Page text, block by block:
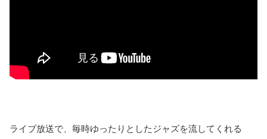
ライブ放送で、毎時ゆったりとしたジャズを流してくれる